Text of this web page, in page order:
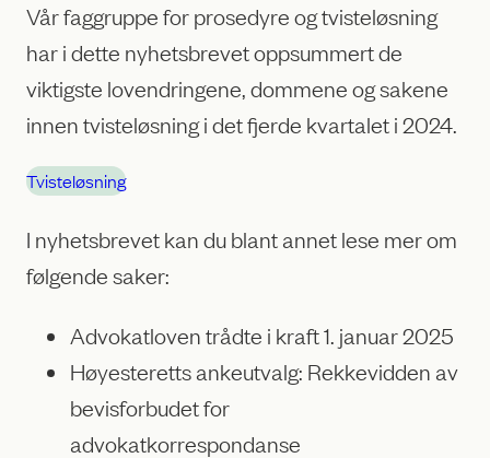
Vår faggruppe for prosedyre og tvisteløsning
har i dette nyhetsbrevet oppsummert de
viktigste lovendringene, dommene og sakene
innen tvisteløsning i det fjerde kvartalet i 2024.
Tvisteløsning
I nyhetsbrevet kan du blant annet lese mer om
følgende saker:
Advokatloven trådte i kraft 1. januar 2025
Høyesteretts ankeutvalg: Rekkevidden av
bevisforbudet for
advokatkorrespondanse